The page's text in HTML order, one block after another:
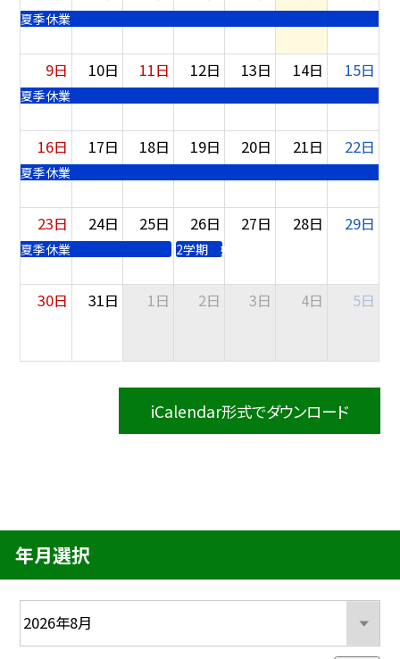
夏季休業
9日
夏季休業
10日 11日 12日 13日 14日 15日
16日
夏季休業
17日 18日 19日 20日 21日 22日
23日
夏季休業
24日 25日 26日
2学期 始業式
27日 28日 29日
30日 31日 1日 2日 3日 4日 5日
iCalendar形式でダウンロード
年月選択